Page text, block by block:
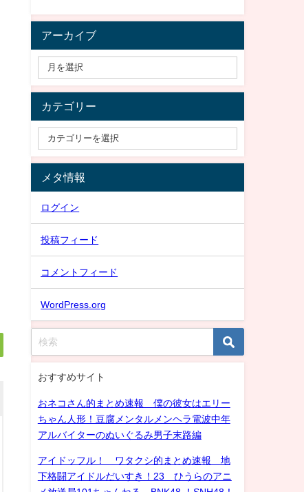
アーカイブ
カテゴリー
メタ情報
ログイン
投稿フィード
コメントフィード
WordPress.org
おすすめサイト
おネコさん的まとめ速報 僕の彼女はエリー
ちゃん人形！豆腐メンタルメンヘラ電波中年
アルバイターのぬいぐるみ男子末路編
アイドッフル！ ワタクシ的まとめ速報 地
下格闘アイドルだいすき！23 ひうらのアニ